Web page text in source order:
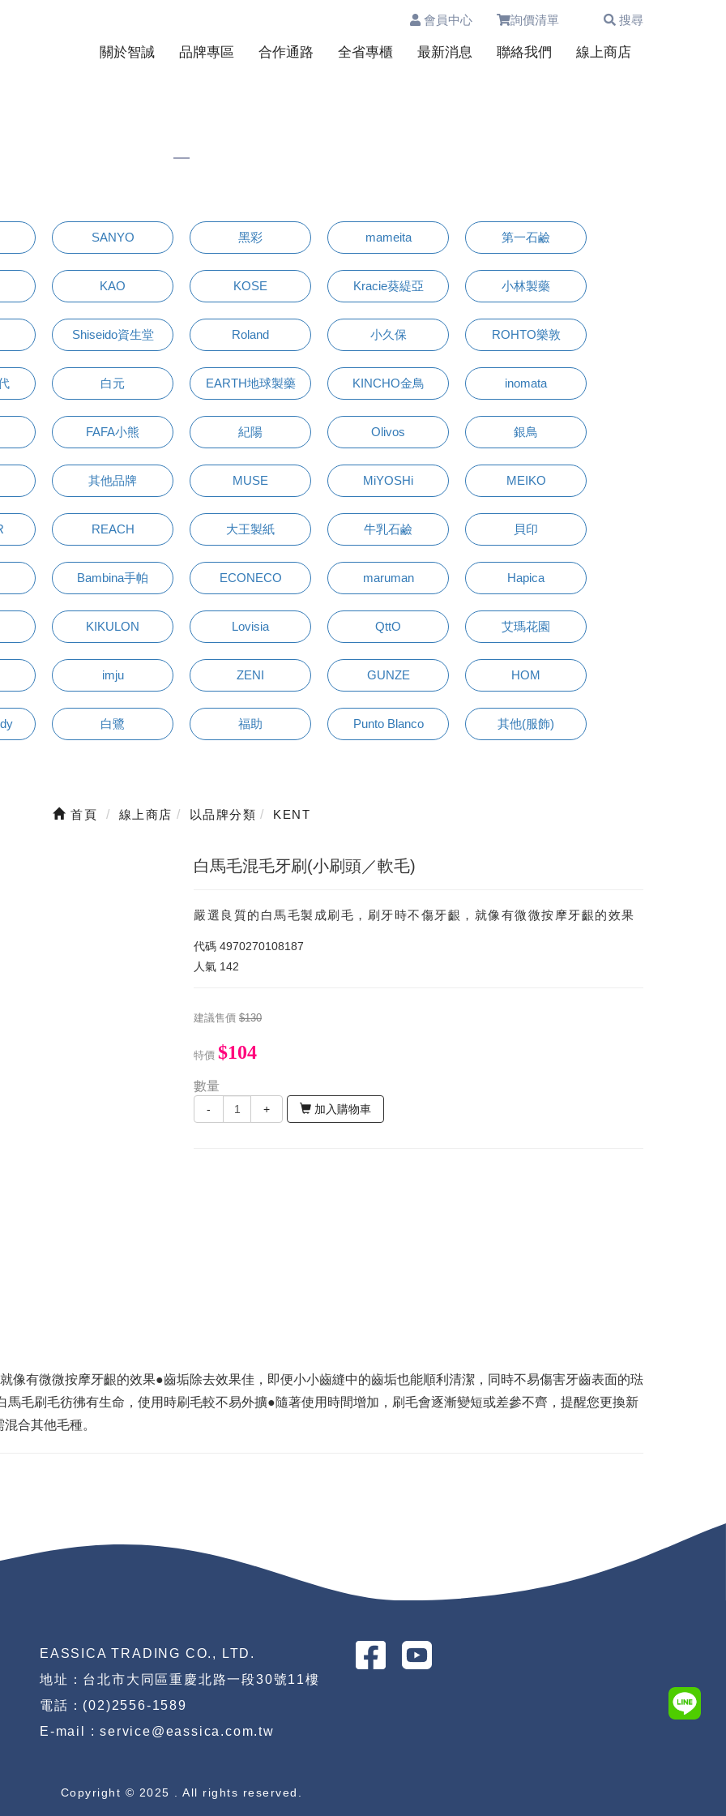
會員中心 詢價清單 搜尋
關於智誠 品牌專區 合作通路 全省專櫃 最新消息 聯絡我們 線上商店
SANYO 黑彩 mameita 第一石鹼
KAO KOSE Kracie葵緹亞 小林製藥
Shiseido資生堂 Roland 小久保 ROHTO樂敦
白元 EARTH地球製藥 KINCHO金鳥 inomata
FAFA小熊 紀陽 Olivos 銀鳥
其他品牌 MUSE MiYOSHi MEIKO
REACH 大王製紙 牛乳石鹼 貝印
Bambina手帕 ECONECO maruman Hapica
KIKULON Lovisia QttO 艾瑪花園
imju ZENI GUNZE HOM
白鷺 福助 Punto Blanco 其他(服飾)
首頁 線上商店 以品牌分類 KENT
白馬毛混毛牙刷(小刷頭／軟毛)
嚴選良質的白馬毛製成刷毛，刷牙時不傷牙齦，就像有微微按摩牙齦的效果
代碼 4970270108187
人氣 142
建議售價 $130
特價 $104
數量
- + 加入購物車
像有微微按摩牙齦的效果●齒垢除去效果佳，即便小小齒縫中的齒垢也能順利清潔，同時不易傷害牙齒表面的琺
毛刷毛彷彿有生命，使用時刷毛較不易外擴●隨著使用時間增加，刷毛會逐漸變短或差參不齊，提醒您更換新
合其他毛種。
EASSICA TRADING CO., LTD.
地址：台北市大同區重慶北路一段30號11樓
電話：(02)2556-1589
E-mail : service@eassica.com.tw
Copyright © 2025 . All rights reserved.